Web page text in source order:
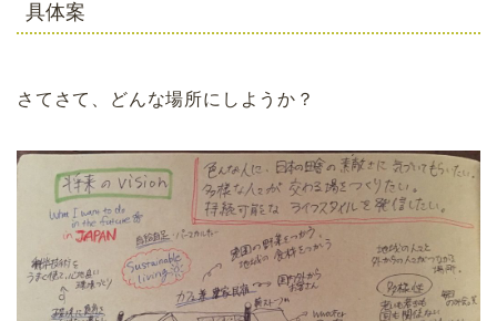
具体案
さてさて、どんな場所にしようか？